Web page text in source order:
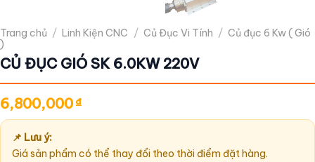
Trang chủ / Linh Kiện CNC / Củ Đục Vi Tính / Củ đục 6 Kw ( Gió
)
CỦ ĐỤC GIÓ SK 6.0KW 220V
6,800,000₫
📌 Lưu ý:
Giá sản phẩm có thể thay đổi theo thời điểm đặt hàng.